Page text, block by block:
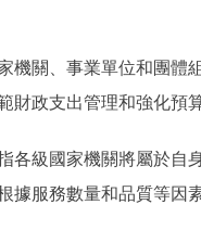
關、事業單位和團體組
財政支出管理和強化預
級國家機關將屬於自身
據服務數量和品質等因